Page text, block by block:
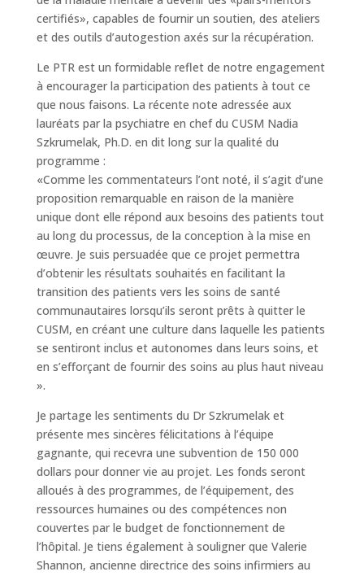
certifiés», capables de fournir un soutien, des ateliers
et des outils d’autogestion axés sur la récupération.
Le PTR est un formidable reflet de notre engagement
à encourager la participation des patients à tout ce
que nous faisons. La récente note adressée aux
lauréats par la psychiatre en chef du CUSM Nadia
Szkrumelak, Ph.D. en dit long sur la qualité du
programme :
«Comme les commentateurs l’ont noté, il s’agit d’une
proposition remarquable en raison de la manière
unique dont elle répond aux besoins des patients tout
au long du processus, de la conception à la mise en
œuvre. Je suis persuadée que ce projet permettra
d’obtenir les résultats souhaités en facilitant la
transition des patients vers les soins de santé
communautaires lorsqu’ils seront prêts à quitter le
CUSM, en créant une culture dans laquelle les patients
se sentiront inclus et autonomes dans leurs soins, et
en s’efforçant de fournir des soins au plus haut niveau
».
Je partage les sentiments du Dr Szkrumelak et
présente mes sincères félicitations à l’équipe
gagnante, qui recevra une subvention de 150 000
dollars pour donner vie au projet. Les fonds seront
alloués à des programmes, de l’équipement, des
ressources humaines ou des compétences non
couvertes par le budget de fonctionnement de
l’hôpital. Je tiens également à souligner que Valerie
Shannon, ancienne directrice des soins infirmiers au